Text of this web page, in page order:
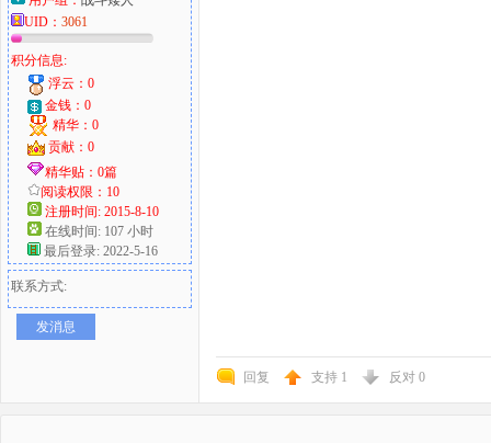
UID： 3061
积分信息:
浮云：0
金钱：0
精华：0
贡献：0
精华贴：0篇
阅读权限：10
注册时间: 2015-8-10
在线时间: 107 小时
最后登录: 2022-5-16
联系方式:
发消息
回复 支持 1 反对 0